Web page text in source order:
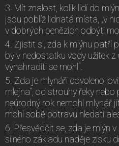
3. Mít znalost, kolik lidí do
jsou poblíž lidnatá místa, „v
v dobrých penězích odbýti
4. Zjistit si, zda k mlýnu patří
by v nedostatku vody užitek
vynahraditi se mohl“.
5. Zda je mlynáři dovoleno
mlejna“, od strouhy řeky
neúrodný rok nemohl mlynář
mohl sobě potravu hledati
6. Přesvědčit se, zda je mlýn
silného základu naděje zisku